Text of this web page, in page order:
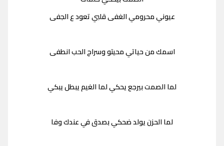
عيوني محرومي الغفى قلبي تعود ع الجفى
اسمك من حياتي محيتو وسراج الحب انطفى
لما الصمت بيرجع يحكي لما الغيم يبطل يبكي
لما الحزن يولد ضحكي بصدق في عندك وفا